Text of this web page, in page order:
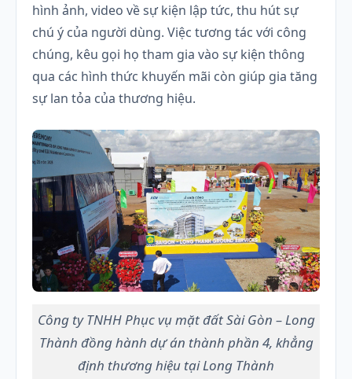
hình ảnh, video về sự kiện lập tức, thu hút sự
chú ý của người dùng. Việc tương tác với công
chúng, kêu gọi họ tham gia vào sự kiện thông
qua các hình thức khuyến mãi còn giúp gia tăng
sự lan tỏa của thương hiệu.
Công ty TNHH Phục vụ mặt đất Sài Gòn – Long
Thành đồng hành dự án thành phần 4, khẳng
định thương hiệu tại Long Thành